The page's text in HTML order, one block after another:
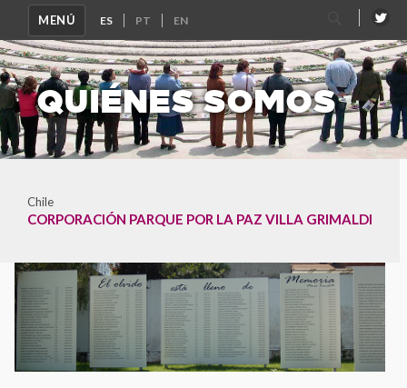
MENÚ
Buscar
por:
QUIÉNES SOMOS
Chile
CORPORACIÓN PARQUE POR LA PAZ VILLA GRIMALDI